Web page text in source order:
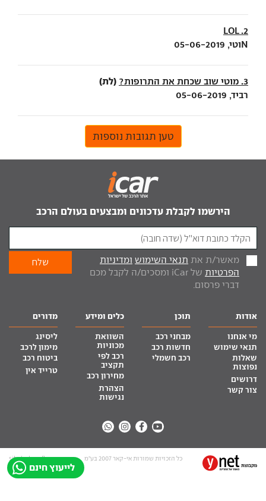
2. LOL
Nוטי, 05-06-2019
3. מוטי שוב שכחת את התרופות? (לת)
רביד, 05-06-2019
טען תגובות נוספות
לייעוץ חינם
הירשמו לקבלת עדכונים ומבצעים בעולם הרכב
מאשר/ת את תנאי השימוש ומדיניות
הפרטיות
של iCar ומסכים/ה לקבל מכם
דברי פרסום.
אודות
מי אנחנו
תנאי שימוש
שאלות
נפוצות
דרושים
צור קשר
תוכן
מבחני רכב
חדשות רכב
רכב חשמלי
כלים ומידע
השוואת
מכוניות
רכב לפי
תקציב
מחירון רכב
הצהרת
נגישות
מדורים
ליסינג
מימון לרכב
ביטוח רכב
טרייד אין
כל הזכויות שמורות אי-קאר 2007 בע”מ site by tq.soft